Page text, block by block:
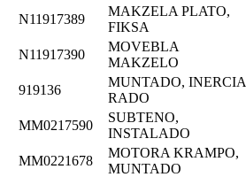
N11917389
MAKZELA PLATO,
FIKSA
N11917390
MOVEBLA
MAKZELO
919136
MUNTADO, INERCIA
RADO
MM0217590
SUBTENO,
INSTALADO
MM0221678
MOTORA KRAMPO,
MUNTADO